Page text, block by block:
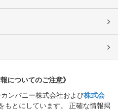
についてのご注意》
ンパニー株式会社および株式会
もとにしています。 正確な情報掲